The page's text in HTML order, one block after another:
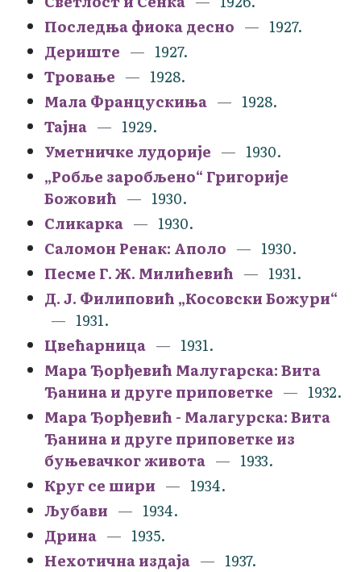
Последња фиока десно
1927.
Дериште
1927.
Тровање
1928.
Мала Францускиња
1928.
Тајна
1929.
Уметничке лудорије
1930.
„Робље заробљено“ Григорије
Божовић
1930.
Сликарка
1930.
Саломон Ренак: Аполо
1930.
Песме Г. Ж. Милићевић
1931.
Д. Ј. Филиповић „Косовски Божури“
1931.
Цвећарница
1931.
Мара Ђорђевић Малугарска: Вита
Ђанина и друге приповетке
1932.
Мара Ђорђевић - Малагурска: Вита
Ђанина и друге приповетке из
буњевачког живота
1933.
Круг се шири
1934.
Љубави
1934.
Дрина
1935.
Нехотична издаја
1937.